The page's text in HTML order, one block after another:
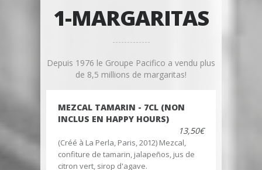
1-MARGARITAS
Depuis 1976 le Groupe Pacifico a vendu plus
de 8,5 millions de margaritas!
MEZCAL TAMARIN - 7CL (NON
INCLUS EN HAPPY HOURS)
13,50€
(Créé à La Perla, Paris, 2012) Mezcal,
confiture de tamarin, jalapeños, jus de
citron vert, sirop d'agave.